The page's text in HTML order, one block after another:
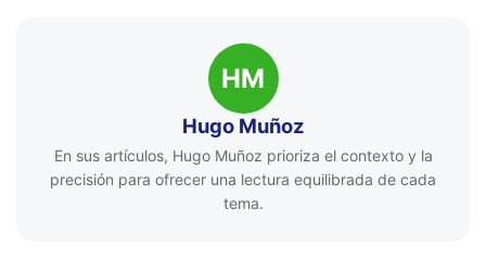
HM
Hugo Muñoz
En sus artículos, Hugo Muñoz prioriza el contexto y la
precisión para ofrecer una lectura equilibrada de cada
tema.